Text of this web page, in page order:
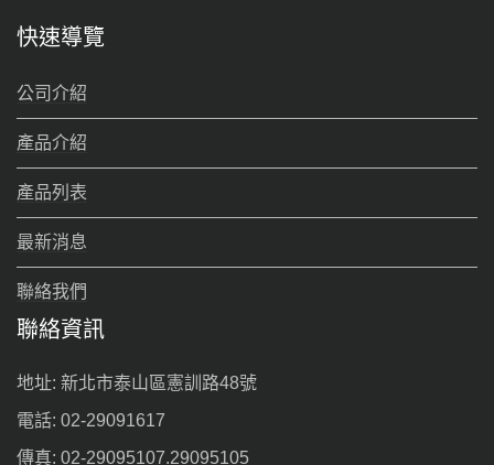
快速導覽
公司介紹
產品介紹
產品列表
最新消息
聯絡我們
聯絡資訊
地址: 新北市泰山區憲訓路48號
電話: 02-29091617
傳真: 02-29095107.29095105